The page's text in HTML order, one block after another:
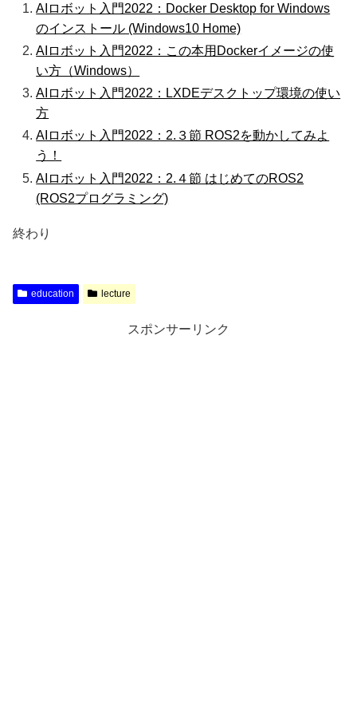
AIロボット入門2022：Docker Desktop for Windows
のインストール (Windows10 Home)
AIロボット入門2022：この本用Dockerイメージの使
い方（Windows）
AIロボット入門2022：LXDEデスクトップ環境の使い
方
AIロボット入門2022：2.３節 ROS2を動かしてみよ
う！
AIロボット入門2022：2.４節 はじめてのROS2
(ROS2プログラミング)
終わり
education lecture
スポンサーリンク